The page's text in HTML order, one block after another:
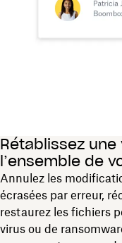
Rétablissez
l’ensemble de
Annulez les
écrasées par erreur,
restaurez les fichiers
virus ou de